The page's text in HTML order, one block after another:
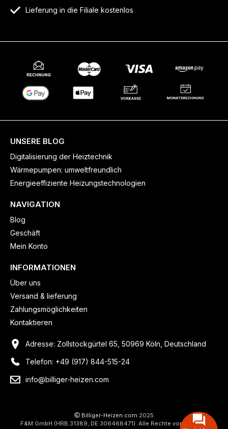
Lieferung in die Filiale kostenlos
UNSERE BLOG
Digitalisierung der Heiztechnik
Wärmepumpen: umweltfreundlich
Energieeffiziente Heizungstechnologien
NAVIGATION
Blog
Geschäft
Mein Konto
INFORMATIONEN
Über uns
Versand & lieferung
Zahlungsmöglichkeiten
Kontaktieren
Adresse: Zollstockgürtel 65, 50969 Köln, Deutschland
Telefon: +49 (917) 844-515-24
info@billiger-heizen.com
Billiger-Heizen.com 2025
F&M GmbH (HRB 31389, DE 306468471). Alle Rechte vorbehalten.